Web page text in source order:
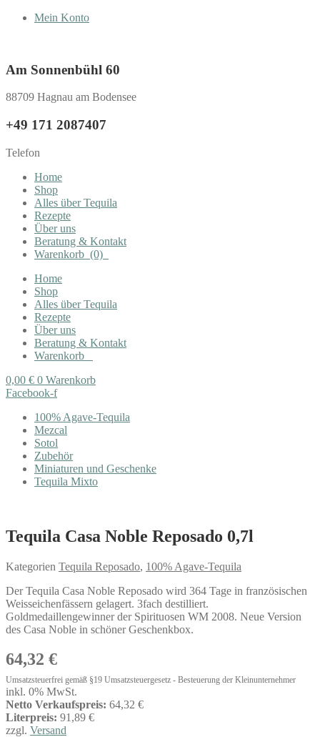
Mein Konto
Am Sonnenbühl 60
88709 Hagnau am Bodensee
+49 171 2087407
Telefon
Home
Shop
Alles über Tequila
Rezepte
Über uns
Beratung & Kontakt
Warenkorb (0)
Home
Shop
Alles über Tequila
Rezepte
Über uns
Beratung & Kontakt
Warenkorb
0,00 € 0 Warenkorb
Facebook-f
100% Agave-Tequila
Mezcal
Sotol
Zubehör
Miniaturen und Geschenke
Tequila Mixto
Tequila Casa Noble Reposado 0,7l
Kategorien Tequila Reposado, 100% Agave-Tequila
Der Tequila Casa Noble Reposado wird 364 Tage in französischen
Weisseichenfässern gelagert. 3fach destilliert.
Goldmedaillengewinner der Spirituosen WM 2008. Neue Version
des Casa Noble in schöner Geschenkbox.
64,32 €
Umsatzsteuerfrei gemäß §19 Umsatzsteuergesetz - Besteuerung der Kleinunternehmer
inkl. 0% MwSt.
Netto Verkaufspreis: 64,32 €
Literpreis: 91,89 €
zzgl. Versand